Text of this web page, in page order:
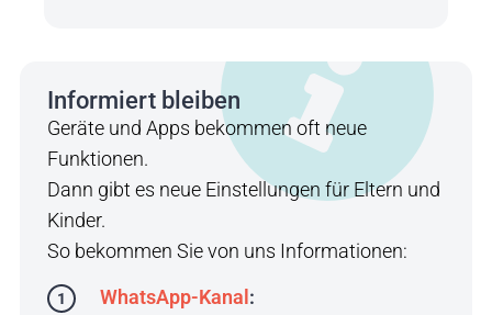
Informiert bleiben
Geräte und Apps bekommen oft neue
Funktionen.
Dann gibt es neue Einstellungen für Eltern und
Kinder.
So bekommen Sie von uns Informationen:
WhatsApp-Kanal :